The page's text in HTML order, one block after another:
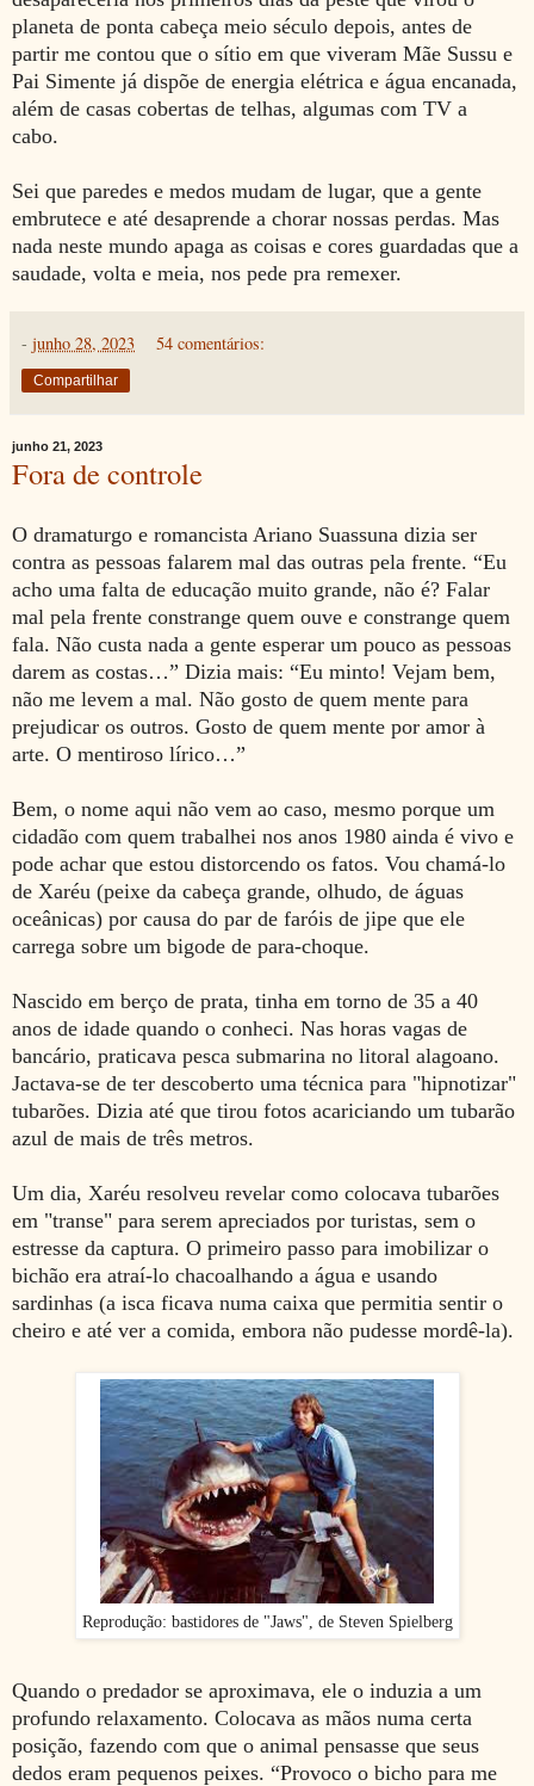
planeta de ponta cabeça meio século depois, antes de
partir me contou que o sítio em que viveram Mãe Sussu e
Pai Simente já dispõe de energia elétrica e água encanada,
além de casas cobertas de telhas, algumas com TV a
cabo.
Sei que paredes e medos mudam de lugar, que a gente
embrutece e até desaprende a chorar nossas perdas. Mas
nada neste mundo apaga as coisas e cores guardadas que a
saudade, volta e meia, nos pede pra remexer.
- junho 28, 2023 54 comentários:
Compartilhar
junho 21, 2023
Fora de controle
O dramaturgo e romancista Ariano Suassuna dizia ser
contra as pessoas falarem mal das outras pela frente. “Eu
acho uma falta de educação muito grande, não é? Falar
mal pela frente constrange quem ouve e constrange quem
fala. Não custa nada a gente esperar um pouco as pessoas
darem as costas…” Dizia mais: “Eu minto! Vejam bem,
não me levem a mal. Não gosto de quem mente para
prejudicar os outros. Gosto de quem mente por amor à
arte. O mentiroso lírico…”
Bem, o nome aqui não vem ao caso, mesmo porque um
cidadão com quem trabalhei nos anos 1980 ainda é vivo e
pode achar que estou distorcendo os fatos. Vou chamá-lo
de Xaréu (peixe da cabeça grande, olhudo, de águas
oceânicas) por causa do par de faróis de jipe que ele
carrega sobre um bigode de para-choque.
Nascido em berço de prata, tinha em torno de 35 a 40
anos de idade quando o conheci. Nas horas vagas de
bancário, praticava pesca submarina no litoral alagoano.
Jactava-se de ter descoberto uma técnica para "hipnotizar"
tubarões. Dizia até que tirou fotos acariciando um tubarão
azul de mais de três metros.
Um dia, Xaréu resolveu revelar como colocava tubarões
em "transe" para serem apreciados por turistas, sem o
estresse da captura. O primeiro passo para imobilizar o
bichão era atraí-lo chacoalhando a água e usando
sardinhas (a isca ficava numa caixa que permitia sentir o
cheiro e até ver a comida, embora não pudesse mordê-la).
Reprodução: bastidores de "Jaws", de Steven Spielberg
Quando o predador se aproximava, ele o induzia a um
profundo relaxamento. Colocava as mãos numa certa
posição, fazendo com que o animal pensasse que seus
dedos eram pequenos peixes. “Provoco o bicho para me